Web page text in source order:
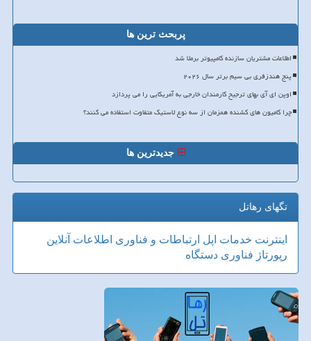
پربحث ترین ها
اطلاعات مشتریان سازنده کامپیوتر برملا شد
پنج هندزفری بی سیم برتر سال ۲۰۲۶
اوپن ای آی بهای ترجیح کارمندان خارجی به آمریکایی را می پردازد
چرا کامیون های کشنده همزمان از سه نوع لاستیک متفاوت استفاده می کنند؟
جدیدترین ها
تگهای رهاتل
اینترنت خدمات اپل ارتباطات و فناوری اطلاعات آنلاین
رپورتاژ فناوری دستگاه